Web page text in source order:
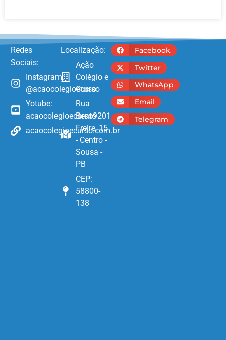
Redes
Sociais:
Instagram:
@acaocolegioecurso
Yotube:
acaocolegioecurso9201
acaocolegioecurso.com.br
Localização:
Ação
Colégio e
Curso
Rua
Bento
Freire, 15
- Centro -
Sousa -
PB
CEP:
58800-
138
Facebook
Twitter
WhatsApp
Email
Telegram